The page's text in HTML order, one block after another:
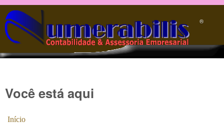
Pular para o conteúdo principal
®️
Você está aqui
Início